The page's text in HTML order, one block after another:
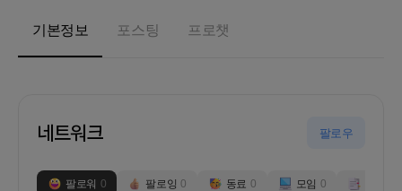
기본정보 포스팅 프로챗
네트워크 팔로우
팔로워 0 팔로잉 0 동료 0 모임 0